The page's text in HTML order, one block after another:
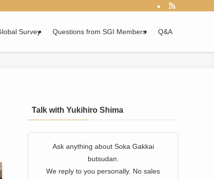
Survey Questions from SGI Members Q&A
Talk with Yukihiro Shima
Ask anything about Soka Gakkai
butsudan.
We reply to you personally. No sales